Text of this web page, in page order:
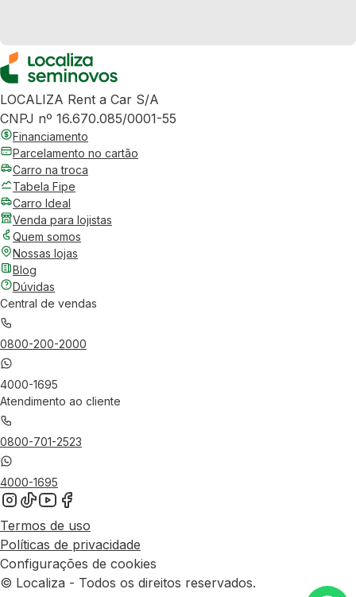
LOCALIZA Rent a Car S/A
CNPJ nº 16.670.085/0001-55
Financiamento
Parcelamento no cartão
Carro na troca
Tabela Fipe
Carro Ideal
Venda para lojistas
Quem somos
Nossas lojas
Blog
Dúvidas
Central de vendas
0800-200-2000
4000-1695
Atendimento ao cliente
0800-701-2523
4000-1695
Termos de uso
Políticas de privacidade
Configurações de cookies
© Localiza - Todos os direitos reservados.